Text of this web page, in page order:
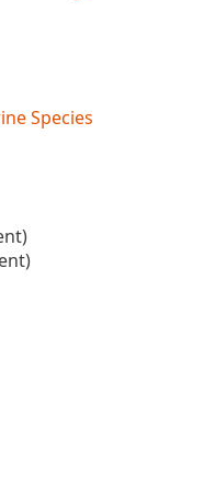
Species